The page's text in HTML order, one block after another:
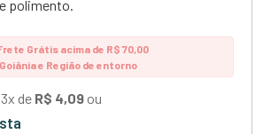
polimento.
Grátis acima de R$ 70,00
e Região de entorno
de R$ 4,09 ou